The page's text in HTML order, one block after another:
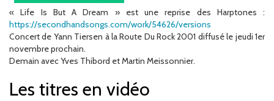
« Life Is But A Dream » est une reprise des Harptones :
https://secondhandsongs.com/work/54626/versions
Concert de Yann Tiersen à la Route Du Rock 2001 diffusé le jeudi 1er
novembre prochain.
Demain avec Yves Thibord et Martin Meissonnier.
Les titres en vidéo